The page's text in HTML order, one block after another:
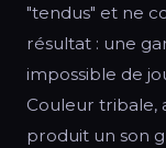
"tendus" et ne
résultat : une
impossible de
Couleur tribale,
produit un son